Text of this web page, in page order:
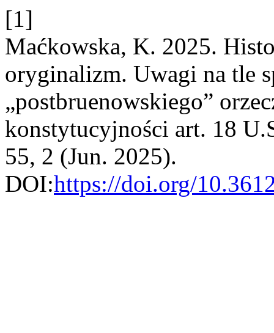
[1]
Maćkowska, K. 2025.
oryginalizm. Uwagi na tle
„postbruenowskiego”
konstytucyjności art. 18
55, 2 (Jun. 2025).
DOI:https://doi.org/